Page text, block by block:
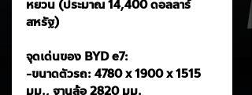
หยวน (ประมาณ 14,400 ดอลลาร์
สหรัฐ)
จุดเด่นของ BYD e7:
-ขนาดตัวรถ: 4780 x 1900 x 1515